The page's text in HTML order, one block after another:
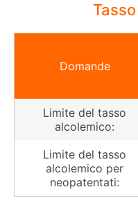
Domande
Limite del tasso
alcolemico:
Limite del tasso
alcolemico per
neopatentati: